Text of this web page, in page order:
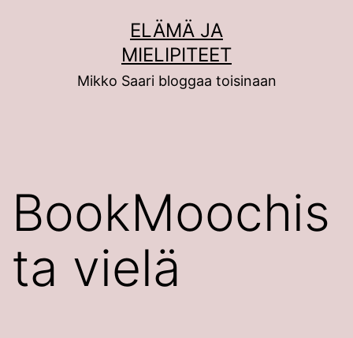
ELÄMÄ JA
MIELIPITEET
Mikko Saari bloggaa toisinaan
BookMoochis
ta vielä